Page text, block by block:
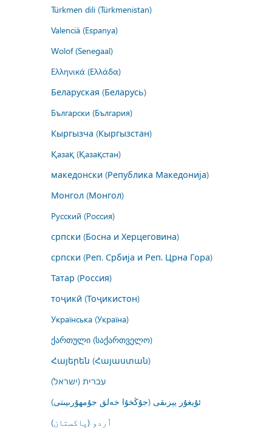
Türkmen dili (Türkmenistan)
Valencià (Espanya)
Wolof (Senegaal)
Ελληνικά (Ελλάδα)
Беларуская (Беларусь)
Български (България)
Кыргызча (Кыргызстан)
Қазақ (Қазақстан)
македонски (Република Македонија)
Монгол (Монгол)
Русский (Россия)
српски (Босна и Херцеговина)
српски (Реп. Србија и Реп. Црна Гора)
Татар (Россия)
тоҷикӣ (Тоҷикистон)
Українська (Україна)
ქართული (საქართველო)
Հայերեն (Հայաստան)
עברית (ישראל)
ئۇيغۇر يېزىقى (جۇڭخۇا خەلق جۇمھۇرىيىتى)
اُردو (پاکستان)